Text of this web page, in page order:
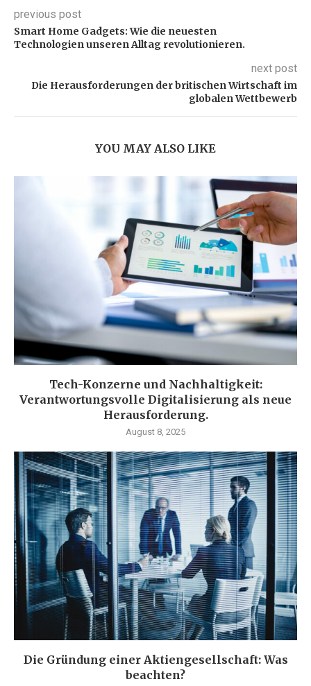
previous post
Smart Home Gadgets: Wie die neuesten
Technologien unseren Alltag revolutionieren.
next post
Die Herausforderungen der britischen Wirtschaft im
globalen Wettbewerb
YOU MAY ALSO LIKE
Tech-Konzerne und Nachhaltigkeit:
Verantwortungsvolle Digitalisierung als neue
Herausforderung.
August 8, 2025
Die Gründung einer Aktiengesellschaft: Was
beachten?